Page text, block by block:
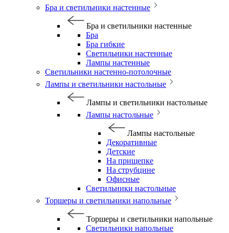
Бра и светильники настенные
Бра и светильники настенные
Бра
Бра гибкие
Светильники настенные
Лампы настенные
Светильники настенно-потолочные
Лампы и светильники настольные
Лампы и светильники настольные
Лампы настольные
Лампы настольные
Декоративные
Детские
На прищепке
На струбцине
Офисные
Светильники настольные
Торшеры и светильники напольные
Торшеры и светильники напольные
Светильники напольные